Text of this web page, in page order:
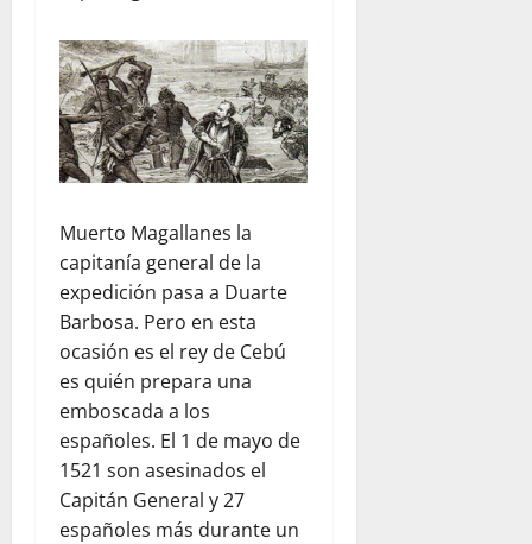
Muerto Magallanes la
capitanía general de la
expedición pasa a Duarte
Barbosa. Pero en esta
ocasión es el rey de Cebú
es quién prepara una
emboscada a los
españoles. El 1 de mayo de
1521 son asesinados el
Capitán General y 27
españoles más durante un